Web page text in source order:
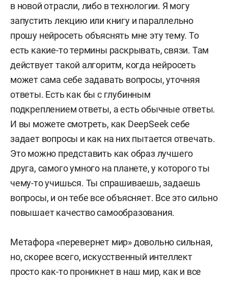
в новой отрасли, либо в технологии. Я могу
запустить лекцию или книгу и параллельно
прошу нейросеть объяснять мне эту тему. То
есть какие-то термины раскрывать, связи. Там
действует такой алгоритм, когда нейросеть
может сама себе задавать вопросы, уточняя
ответы. Есть как бы с глубинным
подкреплением ответы, а есть обычные ответы.
И вы можете смотреть, как DeepSeek себе
задает вопросы и как на них пытается отвечать.
Это можно представить как образ лучшего
друга, самого умного на планете, у которого ты
чему-то учишься. Ты спрашиваешь, задаешь
вопросы, и он тебе все объясняет. Все это сильно
повышает качество самообразования.
Метафора «перевернет мир» довольно сильная,
но, скорее всего, искусственный интеллект
просто как-то проникнет в наш мир, как и все